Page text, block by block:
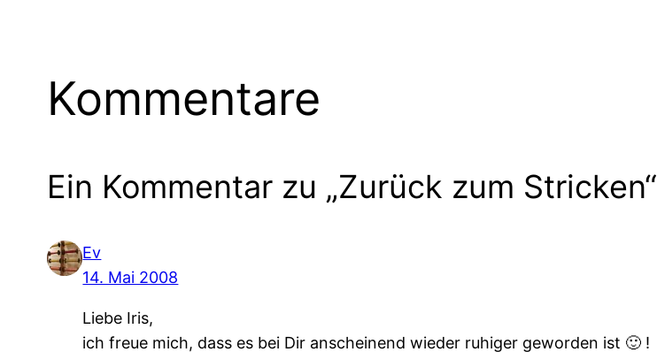
Kommentare
Ein Kommentar zu „Zurück zum Stricken“
Ev
14. Mai 2008
Liebe Iris,
ich freue mich, dass es bei Dir anscheinend wieder ruhiger geworden ist 🙂 !